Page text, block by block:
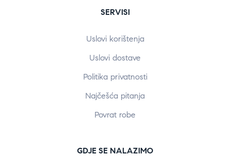
SERVISI
Uslovi korištenja
Uslovi dostave
Politika privatnosti
Najčešća pitanja
Povrat robe
GDJE SE NALAZIMO